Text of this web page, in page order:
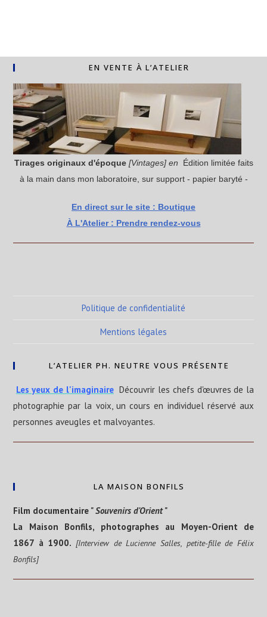
EN VENTE À L’ATELIER
Tirages originaux d'époque [Vintages] en Édition limitée faits
à la main dans mon laboratoire, sur support - papier baryté -
En direct sur le site : Boutique
À L'Atelier : Prendre rendez-vous
Politique de confidentialité
Mentions légales
L’ATELIER PH. NEUTRE VOUS PRÉSENTE
Les yeux de l'imaginaire Découvrir les chefs d'œuvres de la
photographie par la voix, un cours en individuel réservé aux
personnes aveugles et malvoyantes.
LA MAISON BONFILS
Film documentaire "Souvenirs d'Orient"
La Maison Bonfils, photographes au Moyen-Orient de
1867 à 1900. [Interview de Lucienne Salles, petite-fille de Félix
Bonfils]